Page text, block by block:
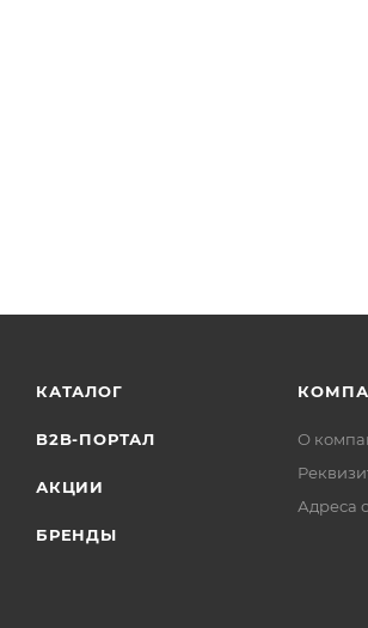
КАТАЛОГ
B2B-ПОРТАЛ
АКЦИИ
БРЕНДЫ
О
Адреса